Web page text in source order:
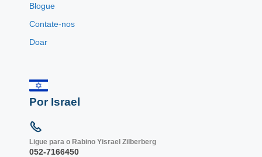
Blogue
Contate-nos
Doar
Por Israel
Ligue para o Rabino Yisrael Zilberberg
052-7166450